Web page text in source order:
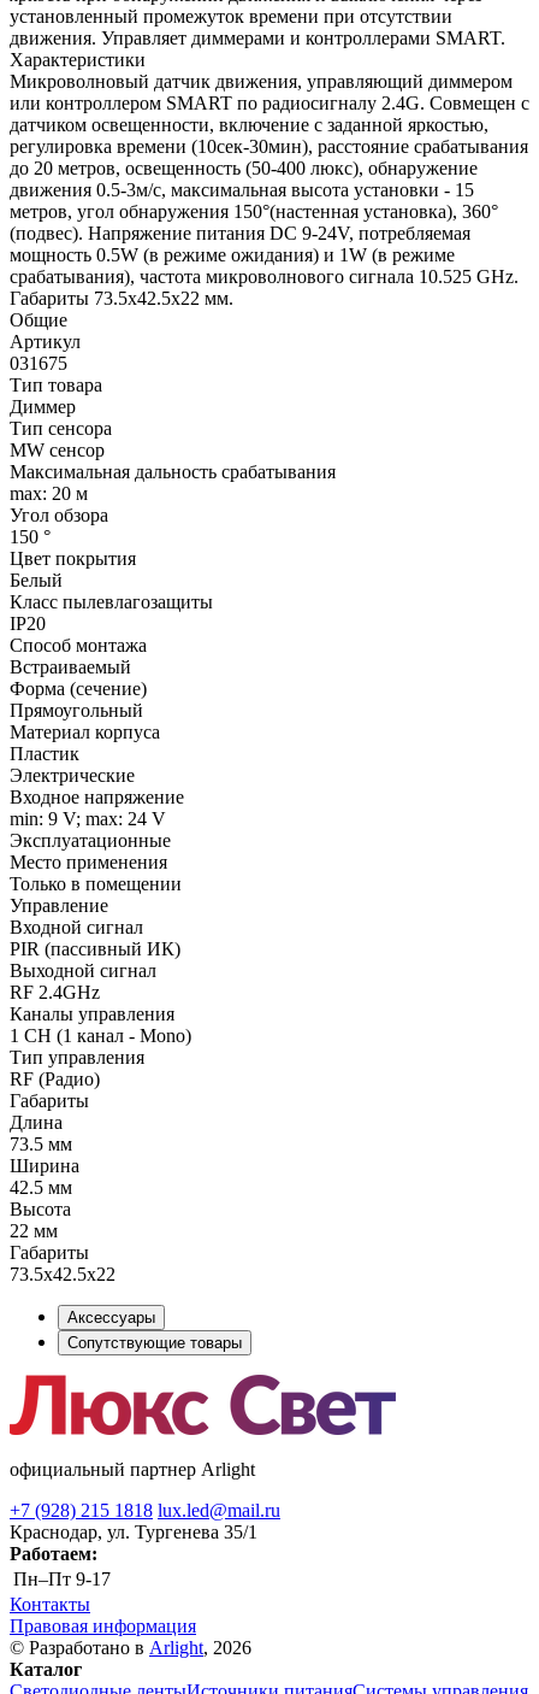
установленный промежуток времени при отсутствии
движения. Управляет диммерами и контроллерами SMART.
Характеристики
Микроволновый датчик движения, управляющий диммером
или контроллером SMART по радиосигналу 2.4G. Совмещен с
датчиком освещенности, включение с заданной яркостью,
регулировка времени (10сек-30мин), расстояние срабатывания
до 20 метров, освещенность (50-400 люкс), обнаружение
движения 0.5-3м/с, максимальная высота установки - 15
метров, угол обнаружения 150°(настенная установка), 360°
(подвес). Напряжение питания DC 9-24V, потребляемая
мощность 0.5W (в режиме ожидания) и 1W (в режиме
срабатывания), частота микроволнового сигнала 10.525 GHz.
Габариты 73.5х42.5х22 мм.
Общие
Артикул
031675
Тип товара
Диммер
Тип сенсора
MW сенсор
Максимальная дальность срабатывания
max: 20 м
Угол обзора
150 °
Цвет покрытия
Белый
Класс пылевлагозащиты
IP20
Способ монтажа
Встраиваемый
Форма (сечение)
Прямоугольный
Материал корпуса
Пластик
Электрические
Входное напряжение
min: 9 V; max: 24 V
Эксплуатационные
Место применения
Только в помещении
Управление
Входной сигнал
PIR (пассивный ИК)
Выходной сигнал
RF 2.4GHz
Каналы управления
1 CH (1 канал - Mono)
Тип управления
RF (Радио)
Габариты
Длина
73.5 мм
Ширина
42.5 мм
Высота
22 мм
Габариты
73.5x42.5x22
Аксессуары
Сопутствующие товары
официальный партнер Arlight
+7 (928) 215 1818 lux.led@mail.ru
Краснодар, ул. Тургенева 35/1
Работаем:
Пн–Пт 9-17
Контакты
Правовая информация
© Разработано в Arlight, 2026
Каталог